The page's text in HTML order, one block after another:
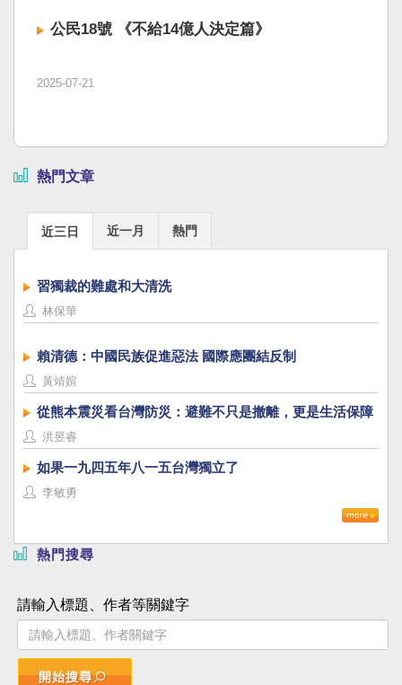
公民18號 《不給14億人決定篇》
2025-07-21
熱門文章
近三日 近一月 熱門
習獨裁的難處和大清洗
林保華
賴清德：中國民族促進惡法 國際應團結反制
黃靖媗
從熊本震災看台灣防災：避難不只是撤離，更是生活保障
洪昱睿
如果一九四五年八一五台灣獨立了
李敏勇
熱門搜尋
請輸入標題、作者等關鍵字
開始搜尋